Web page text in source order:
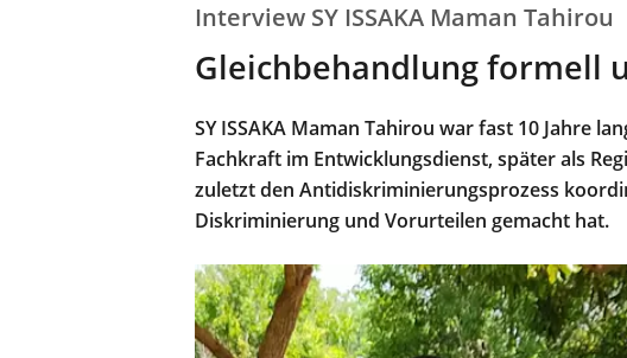
Interview SY ISSAKA Maman Tahirou
Gleichbehandlung formell
SY ISSAKA Maman Tahirou war fast 10 Jahre
Fachkraft im Entwicklungsdienst, später als
zuletzt den Antidiskriminierungsprozess
Diskriminierung und Vorurteilen gemacht hat.